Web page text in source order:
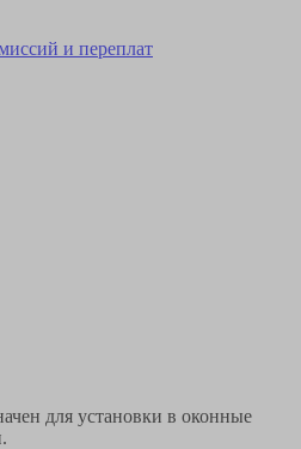
и переплат
для установки в оконные